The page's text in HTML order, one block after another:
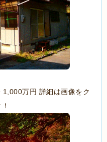
万円 詳細は画像をク